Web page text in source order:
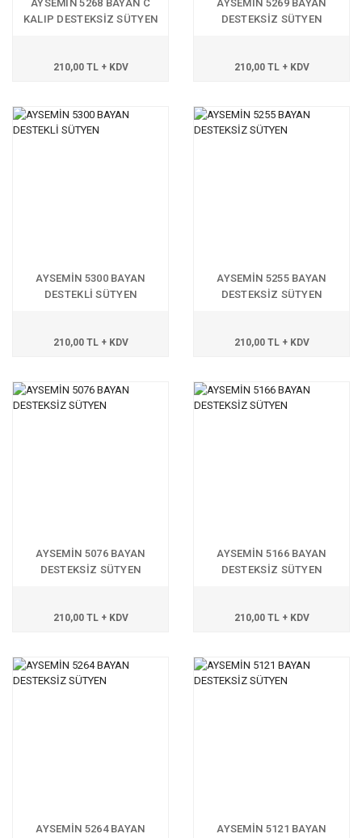
AYSEMİN 5268 BAYAN C
KALIP DESTEKSİZ SÜTYEN
210,00 TL + KDV
AYSEMİN 5269 BAYAN
DESTEKSİZ SÜTYEN
210,00 TL + KDV
AYSEMİN 5300 BAYAN
DESTEKLİ SÜTYEN
210,00 TL + KDV
AYSEMİN 5255 BAYAN
DESTEKSİZ SÜTYEN
210,00 TL + KDV
AYSEMİN 5076 BAYAN
DESTEKSİZ SÜTYEN
210,00 TL + KDV
AYSEMİN 5166 BAYAN
DESTEKSİZ SÜTYEN
210,00 TL + KDV
AYSEMİN 5264 BAYAN
AYSEMİN 5121 BAYAN